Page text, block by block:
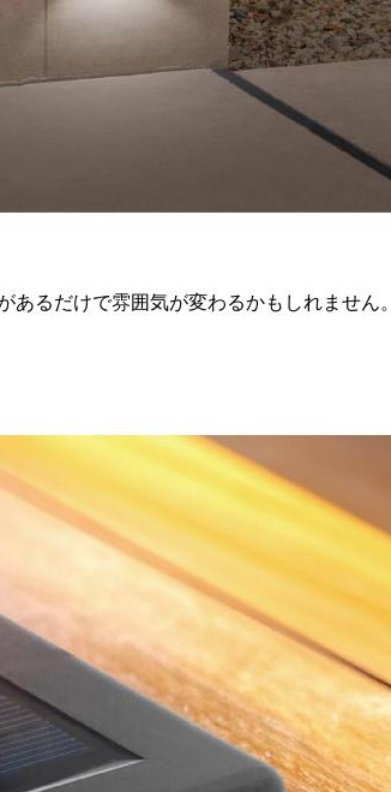
るだけで雰囲気が変わるかもしれません。